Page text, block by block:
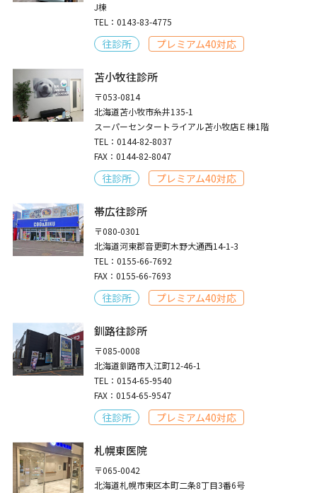
J棟
TEL：0143-83-4775
往診所 プレミアム40対応
苫小牧往診所
〒053-0814
北海道苫小牧市糸井135-1
スーパーセンタートライアル苫小牧店Ｅ棟1階
TEL：0144-82-8037
FAX：0144-82-8047
往診所 プレミアム40対応
帯広往診所
〒080-0301
北海道河東郡音更町木野大通西14-1-3
TEL：0155-66-7692
FAX：0155-66-7693
往診所 プレミアム40対応
釧路往診所
〒085-0008
北海道釧路市入江町12-46-1
TEL：0154-65-9540
FAX：0154-65-9547
往診所 プレミアム40対応
札幌東医院
〒065-0042
北海道札幌市東区本町二条8丁目3番6号